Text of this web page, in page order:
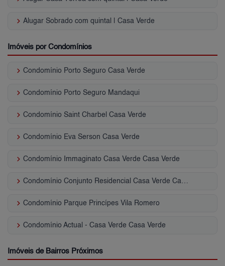
keyboard_arrow_right Alugar Sobrado com quintal | Casa Verde
Imóveis por Condomínios
keyboard_arrow_right Condomínio Porto Seguro Casa Verde
keyboard_arrow_right Condomínio Porto Seguro Mandaqui
keyboard_arrow_right Condomínio Saint Charbel Casa Verde
keyboard_arrow_right Condomínio Eva Serson Casa Verde
keyboard_arrow_right Condomínio Immaginato Casa Verde Casa Verde
keyboard_arrow_right
keyboard_arrow_right Condomínio Parque Princípes Vila Romero
keyboard_arrow_right Condomínio Actual - Casa Verde Casa Verde
Imóveis de Bairros Próximos